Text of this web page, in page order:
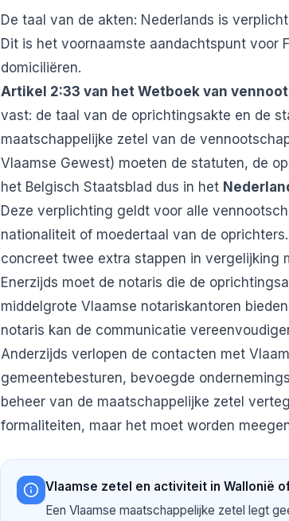
De taal van de akten: Nederlands is verplicht
Dit is het voornaamste aandachtspunt voor
domiciliëren.
Artikel 2:33 van het Wetboek van
vast: de taal van de oprichtingsakte en de
maatschappelijke zetel van de
Vlaamse Gewest) moeten de statuten, de
het Belgisch Staatsblad dus in het
Deze verplichting geldt voor alle
nationaliteit of moedertaal van de
concreet twee extra stappen in vergelijking
Enerzijds moet de notaris die de
middelgrote Vlaamse notariskantoren
notaris kan de communicatie
Anderzijds verlopen de contacten met
gemeentebesturen, bevoegde
beheer van de maatschappelijke zetel
formaliteiten, maar het moet worden
Vlaamse zetel en activiteit in Wallonië
Een Vlaamse maatschappelijke zetel legt